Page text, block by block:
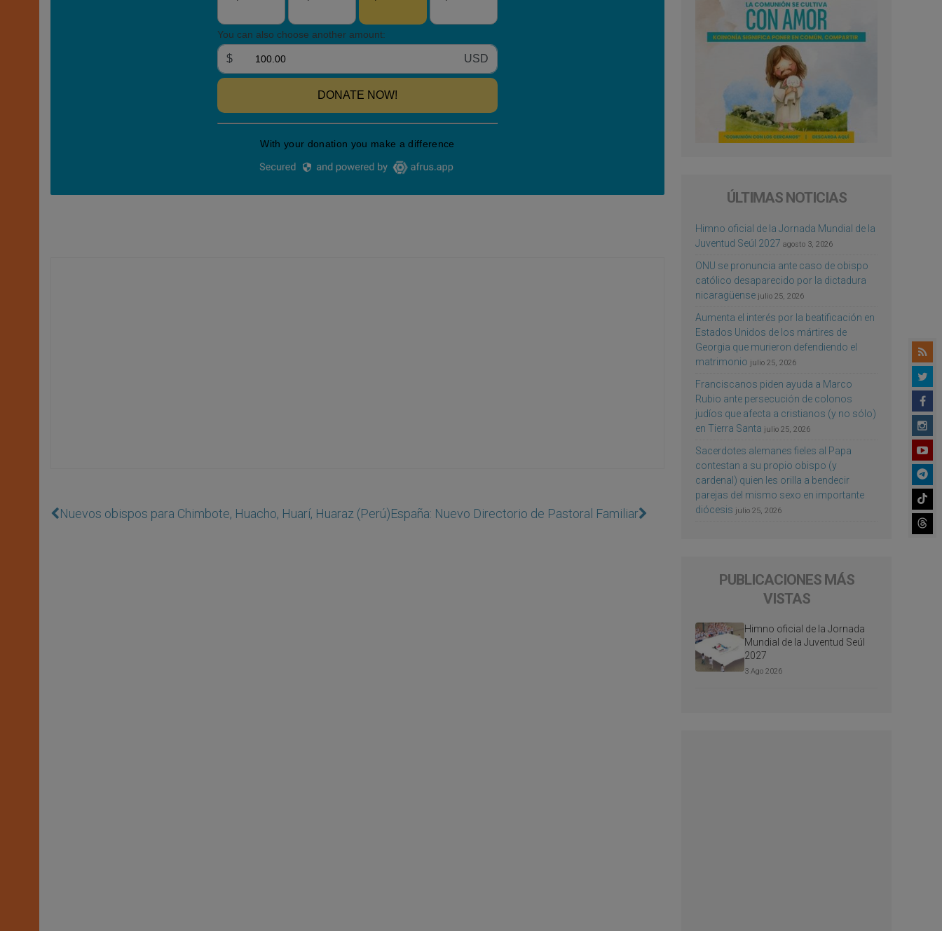
Nuevos obispos para Chimbote, Huacho, Huarí, Huaraz (Perú)España: Nuevo Directorio de Pastoral Familiar
ÚLTIMAS NOTICIAS
Himno oficial de la Jornada Mundial de la
Juventud Seúl 2027 agosto 3, 2026
ONU se pronuncia ante caso de obispo
católico desaparecido por la dictadura
nicaragüense julio 25, 2026
Aumenta el interés por la beatificación en
Estados Unidos de los mártires de
Georgia que murieron defendiendo el
matrimonio julio 25, 2026
Franciscanos piden ayuda a Marco
Rubio ante persecución de colonos
judíos que afecta a cristianos (y no sólo)
en Tierra Santa julio 25, 2026
Sacerdotes alemanes fieles al Papa
contestan a su propio obispo (y
cardenal) quien les orilla a bendecir
parejas del mismo sexo en importante
diócesis julio 25, 2026
PUBLICACIONES MÁS
VISTAS
Himno oficial de la Jornada
Mundial de la Juventud Seúl
2027
3 Ago 2026